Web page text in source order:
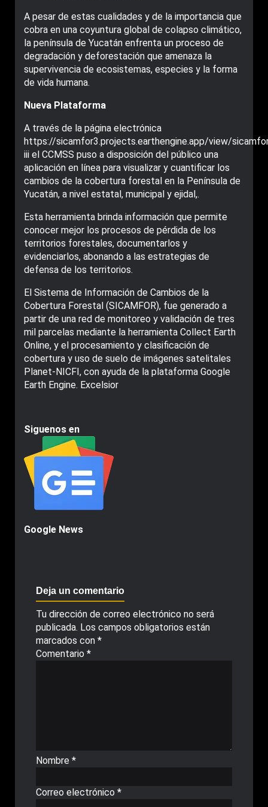
A pesar de estas cualidades y de la importancia que
cobra en una coyuntura global de colapso climático,
la península de Yucatán enfrenta un proceso de
degradación y deforestación que amenaza la
supervivencia de ecosistemas, especies y la forma
de vida humana.
Nueva Plataforma
A través de la página electrónica
https://sicamfor3.projects.earthengine.app/view/
iii el CCMSS puso a disposición del público una
aplicación en línea para visualizar y cuantificar los
cambios de la cobertura forestal en la Península de
Yucatán, a nivel estatal, municipal y ejidal,.
Esta herramienta brinda información que permite
conocer mejor los procesos de pérdida de los
territorios forestales, documentarlos y
evidenciarlos, abonando a las estrategias de
defensa de los territorios.
El Sistema de Información de Cambios de la
Cobertura Forestal (SICAMFOR), fue generado a
partir de una red de monitoreo y validación de tres
mil parcelas mediante la herramienta Collect Earth
Online, y el procesamiento y clasificación de
cobertura y uso de suelo de imágenes satelitales
Planet-NICFI, con ayuda de la plataforma Google
Earth Engine. Excelsior
Siguenos en
Google News
Deja un comentario
Tu dirección de correo electrónico no será
publicada. Los campos obligatorios están
marcados con *
Comentario *
Nombre *
Correo electrónico *